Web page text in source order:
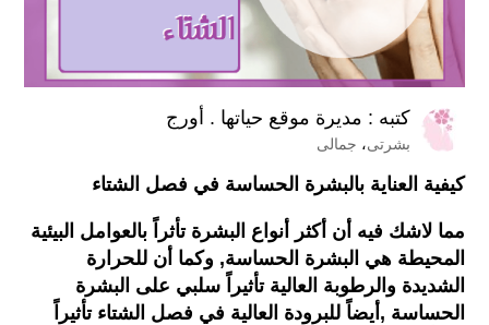
كتبه : مديرة موقع حياتها . أورج
بشرتى، جمالى
كيفية العناية بالبشرة الحساسة في فصل الشتاء
مما لاشك فيه أن أكثر أنواع البشرة تأثراً بالعوامل البيئية
المحيطة هي البشرة الحساسة, وكما أن للحرارة
الشديدة والرطوبة العالية تأثيراً سلبي على البشرة
الحساسة ,أيضاً للبرودة العالية في فصل الشتاء تأثيراً